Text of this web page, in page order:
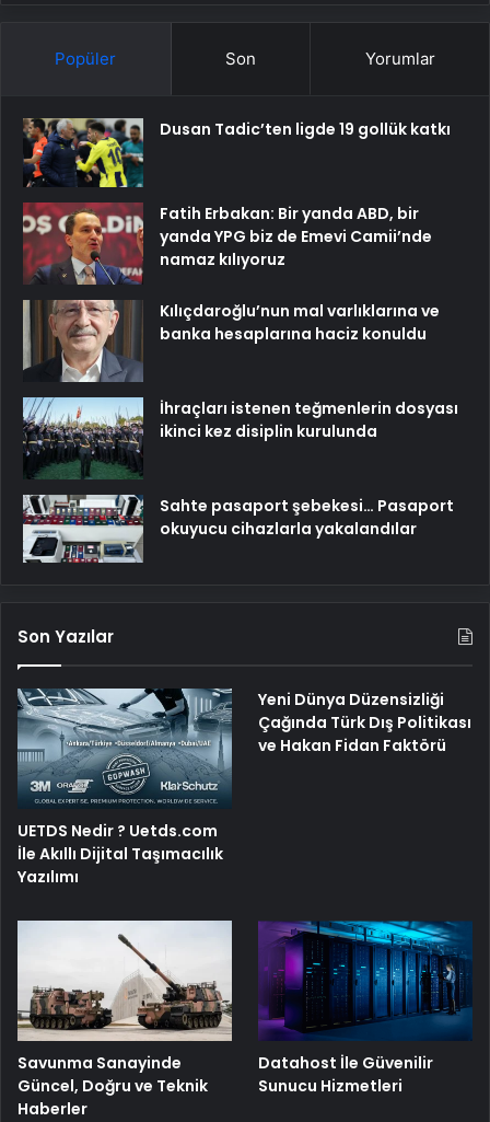
Popüler Son Yorumlar
Dusan Tadic’ten ligde 19 gollük katkı
Fatih Erbakan: Bir yanda ABD, bir
yanda YPG biz de Emevi Camii’nde
namaz kılıyoruz
Kılıçdaroğlu’nun mal varlıklarına ve
banka hesaplarına haciz konuldu
İhraçları istenen teğmenlerin dosyası
ikinci kez disiplin kurulunda
Sahte pasaport şebekesi… Pasaport
okuyucu cihazlarla yakalandılar
Son Yazılar
UETDS Nedir ? Uetds.com
İle Akıllı Dijital Taşımacılık
Yazılımı
Yeni Dünya Düzensizliği
Çağında Türk Dış Politikası
ve Hakan Fidan Faktörü
Savunma Sanayinde
Güncel, Doğru ve Teknik
Haberler
Datahost İle Güvenilir
Sunucu Hizmetleri